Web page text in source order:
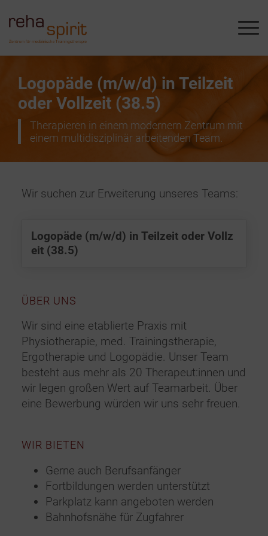
Logopäde (m/w/d) in Teilzeit
oder Vollzeit (38.5)
Therapieren in einem modernern Zentrum mit
einem multidisziplinär arbeitenden Team.
Wir suchen zur Erweiterung unseres Teams:
Logopäde (m/w/d) in Teilzeit oder Vollz
eit (38.5)
ÜBER UNS
Wir sind eine etablierte Praxis mit
Physiotherapie, med. Trainingstherapie,
Ergotherapie und Logopädie. Unser Team
besteht aus mehr als 20 Therapeut:innen und
wir legen großen Wert auf Teamarbeit. Über
eine Bewerbung würden wir uns sehr freuen.
WIR BIETEN
Gerne auch Berufsanfänger
Fortbildungen werden unterstützt
Parkplatz kann angeboten werden
Bahnhofsnähe für Zugfahrer